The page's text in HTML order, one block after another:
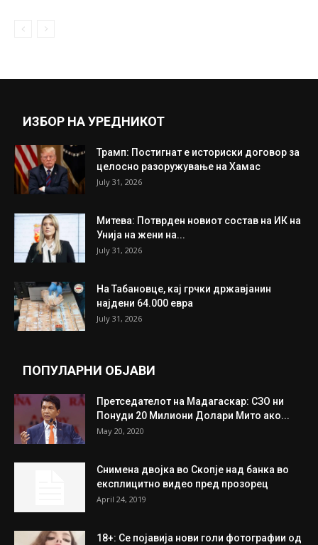
ИЗБОР НА УРЕДНИКОТ
Трамп: Постигнат е историски договор за
целосно разоружување на Хамас
July 31, 2026
Митева: Потврден новиот состав на ИК на
Унија на жени на...
July 31, 2026
На Табановце, кај грчки државјанин
најдени 64.000 евра
July 31, 2026
ПОПУЛАРНИ ОБЈАВИ
Претседателот на Мадагаскар: СЗО ни
Понуди 20 Милиони Долари Мито ако...
May 20, 2020
Снимена двојка во Скопје над банка во
експлицитно видео пред прозорец
April 24, 2019
18+: Се појавија нови голи фотографии од